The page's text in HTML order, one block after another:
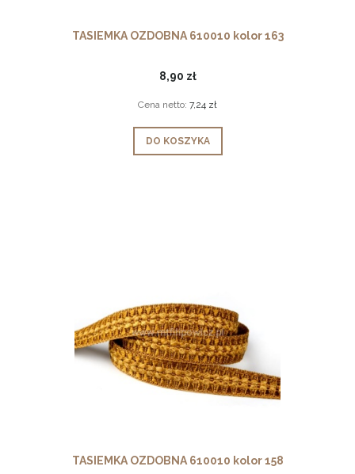
TASIEMKA OZDOBNA 610010 kolor 163
8,90 zł
Cena netto: 7,24 zł
DO KOSZYKA
TASIEMKA OZDOBNA 610010 kolor 158